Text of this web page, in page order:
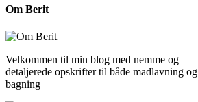
Om Berit
Velkommen til min blog med nemme og
detaljerede opskrifter til både madlavning og
bagning